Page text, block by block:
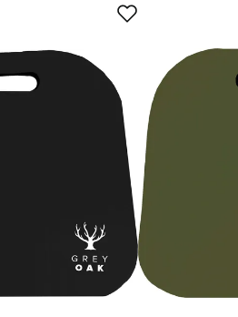
vakaa myös "pöydäksi" ja